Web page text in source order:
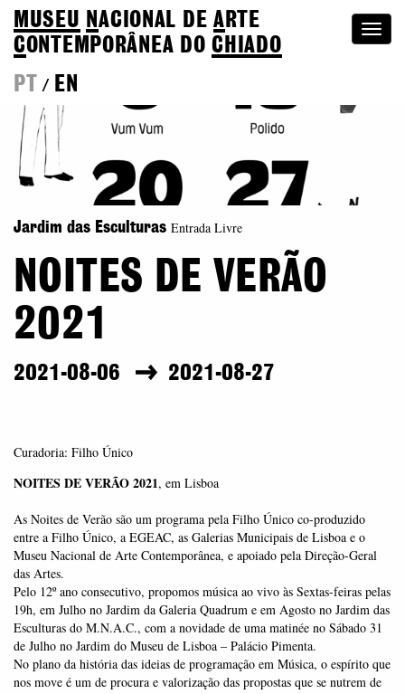
MUSEU NACIONAL DEA RTE
CONTEMPORÂNEA DOCHIADO
PT
/ EN
Jardim das Esculturas Entrada Livre
NOITES DE VERÃO
2021
2021-08-06 2021-08-27
Curadoria: Filho Único
NOITES DE VERÃO 2021, em Lisboa
As Noites de Verão são um programa pela Filho Único co-produzido
entre a Filho Único, a EGEAC, as Galerias Municipais de Lisboa e o
Museu Nacional de Arte Contemporânea, e apoiado pela Direção-Geral
das Artes.
Pelo 12º ano consecutivo, propomos música ao vivo às Sextas-feiras pelas
19h, em Julho no Jardim da Galeria Quadrum e em Agosto no Jardim das
Esculturas do M.N.A.C., com a novidade de uma matinée no Sábado 31
de Julho no Jardim do Museu de Lisboa – Palácio Pimenta.
No plano da história das ideias de programação em Música, o espírito que
nos move é um de procura e valorização das propostas que se nutrem de